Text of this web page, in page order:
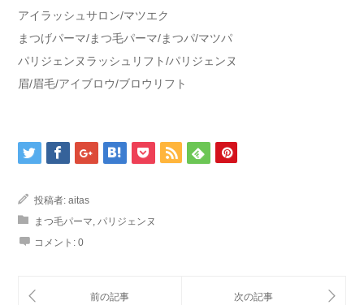
アイラッシュサロン/マツエク
まつげパーマ/まつ毛パーマ/まつパ/マツパ
パリジェンヌラッシュリフト/パリジェンヌ
眉/眉毛/アイブロウ/ブロウリフト
投稿者: aitas
まつ毛パーマ パリジェンヌ
コメント: 0